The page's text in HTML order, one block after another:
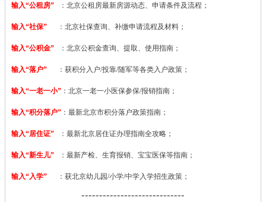
输入“公租房” ：北京公租房最新房源动态、申请条件及流程；
输入“社保” ：北京社保查询、补缴申请流程及材料；
输入“公积金” ：北京公积金查询、提取、使用指南；
输入“落户” ：获积分入户/投靠/随军等各类入户政策；
输入“一老一小” ：北京一老一小医保参保/报销指南；
输入“积分落户” ：最新北京市积分落户政策指南；
输入“居住证” ：最新北京居住证办理指南全攻略；
输入“新生儿” ：最新产检、生育报销、宝宝医保等指南；
输入“入学” ：获北京幼儿园/小学/中学入学招生政策；
-----------------------------